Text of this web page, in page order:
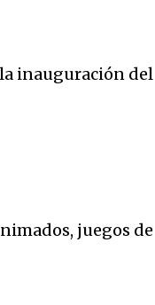
inauguración del
juegos de